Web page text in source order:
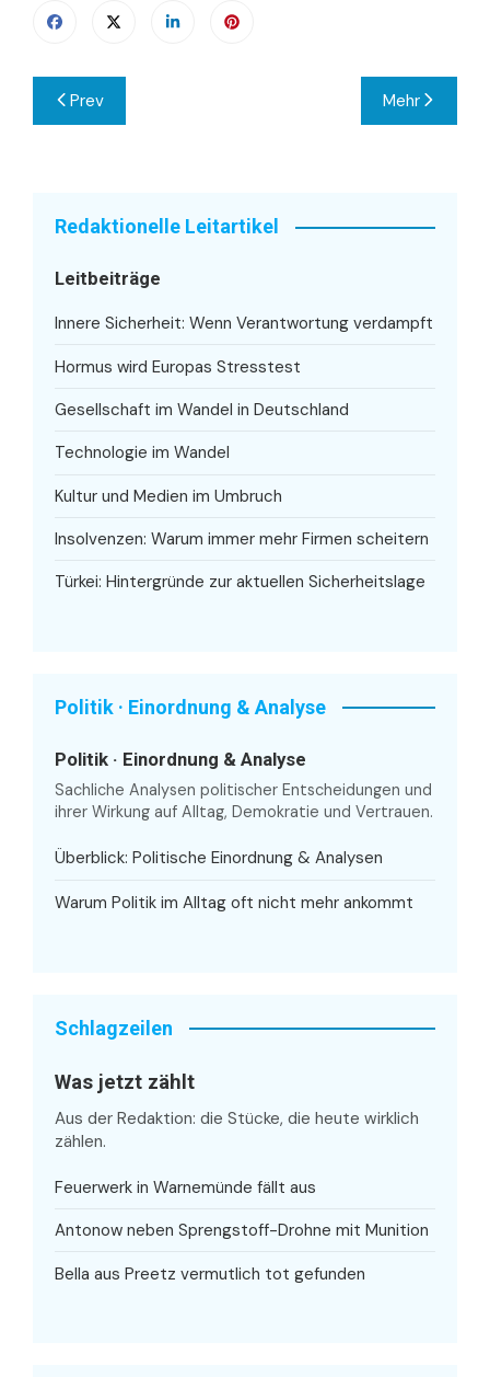
Beitragsnavigation
Prev Mehr
Redaktionelle Leitartikel
Leitbeiträge
Innere Sicherheit: Wenn Verantwortung verdampft
Hormus wird Europas Stresstest
Gesellschaft im Wandel in Deutschland
Technologie im Wandel
Kultur und Medien im Umbruch
Insolvenzen: Warum immer mehr Firmen scheitern
Türkei: Hintergründe zur aktuellen Sicherheitslage
Politik · Einordnung & Analyse
Politik · Einordnung & Analyse
Sachliche Analysen politischer Entscheidungen und
ihrer Wirkung auf Alltag, Demokratie und Vertrauen.
Überblick: Politische Einordnung & Analysen
Warum Politik im Alltag oft nicht mehr ankommt
Schlagzeilen
Was jetzt zählt
Aus der Redaktion: die Stücke, die heute wirklich
zählen.
Feuerwerk in Warnemünde fällt aus
Antonow neben Sprengstoff-Drohne mit Munition
Bella aus Preetz vermutlich tot gefunden